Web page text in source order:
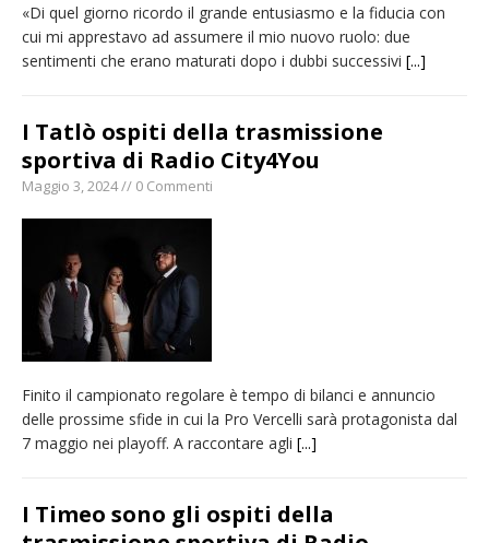
«Di quel giorno ricordo il grande entusiasmo e la fiducia con
cui mi apprestavo ad assumere il mio nuovo ruolo: due
sentimenti che erano maturati dopo i dubbi successivi [...]
I Tatlò ospiti della trasmissione
sportiva di Radio City4You
Maggio 3, 2024 // 0 Commenti
Finito il campionato regolare è tempo di bilanci e annuncio
delle prossime sfide in cui la Pro Vercelli sarà protagonista dal
7 maggio nei playoff. A raccontare agli [...]
I Timeo sono gli ospiti della